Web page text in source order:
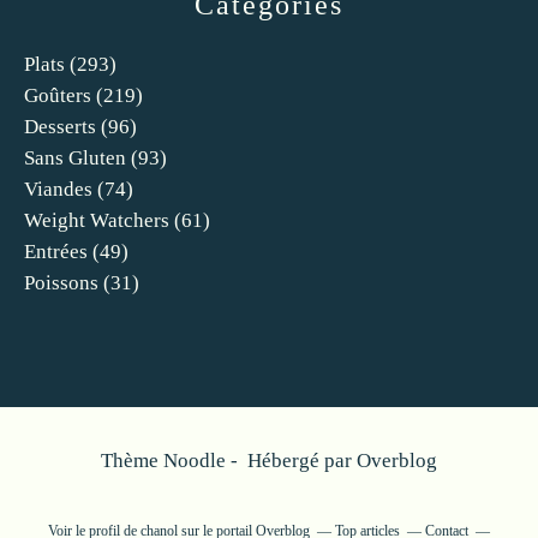
Plats (293)
Goûters (219)
Desserts (96)
Sans Gluten (93)
Viandes (74)
Weight Watchers (61)
Entrées (49)
Poissons (31)
Thème Noodle - Hébergé par Overblog
Voir le profil de chanol sur le portail Overblog Top articles Contact